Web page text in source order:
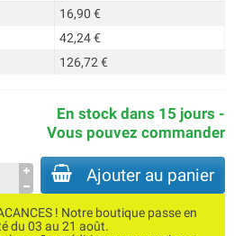
16,90 €
42,24 €
126,72 €
En stock dans 15 jours -
Vous pouvez commander
Ajouter au panier
! Notre boutique passe en
du 03 au 21 août.